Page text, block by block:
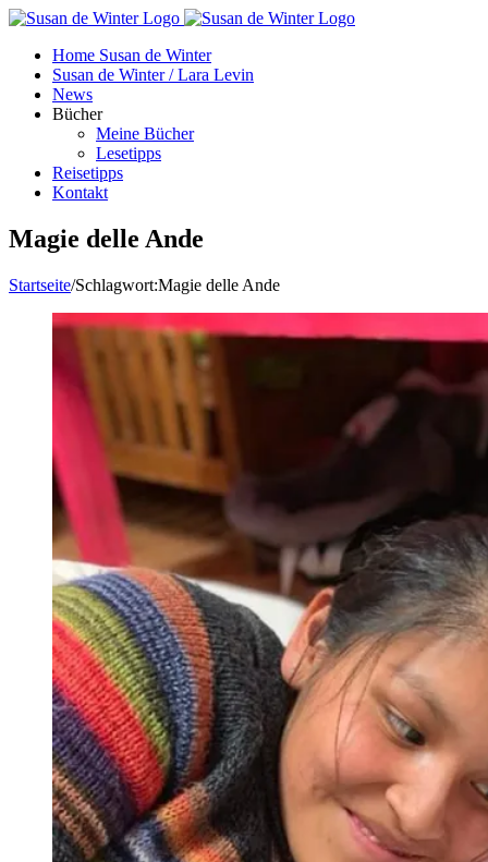
Zum
springenHome Susan de Winter
Susan de Winter / Lara Levin
News
Bücher
Meine Bücher
Lesetipps
Reisetipps
Kontakt
Magie delle Ande
Startseite/Schlagwort:Magie delle Ande